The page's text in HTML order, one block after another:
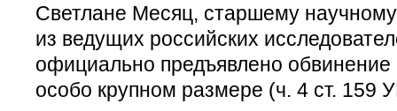
Светлане Месяц, старшему
из ведущих российских
официально предъявлено
особо крупном размере (ч. 4 ст. 159